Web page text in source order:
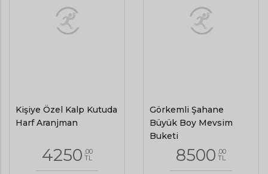
Kişiye Özel Kalp Kutuda
Harf Aranjman
4250 ,00
TL
Görkemli Şahane
Büyük Boy Mevsim
Buketi
8500 ,00
TL